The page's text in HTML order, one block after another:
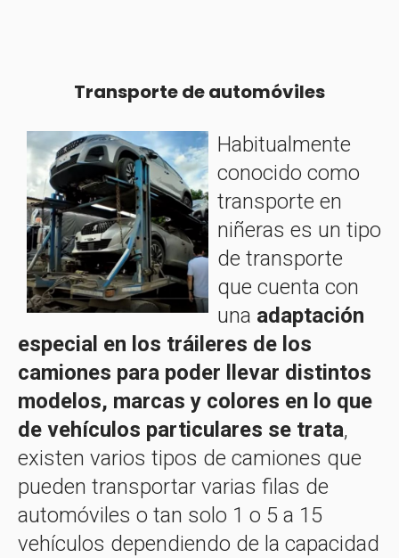
Transporte de automóviles
Habitualmente
conocido como
transporte en
niñeras es un tipo
de transporte
que cuenta con
una adaptación
especial en los tráileres de los
camiones para poder llevar distintos
modelos, marcas y colores en lo que
de vehículos particulares se trata,
existen varios tipos de camiones que
pueden transportar varias filas de
automóviles o tan solo 1 o 5 a 15
vehículos dependiendo de la capacidad